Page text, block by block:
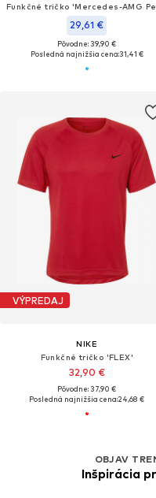
29,61 €
Pôvodne: 39,90 €
Posledná najnižšia cena:31,41 €
VÝPREDAJ
NIKE
Funkčné tričko 'FLEX'
32,90 €
Pôvodne: 37,90 €
Posledná najnižšia cena:24,68 €
OBJAV
Inšpirácia